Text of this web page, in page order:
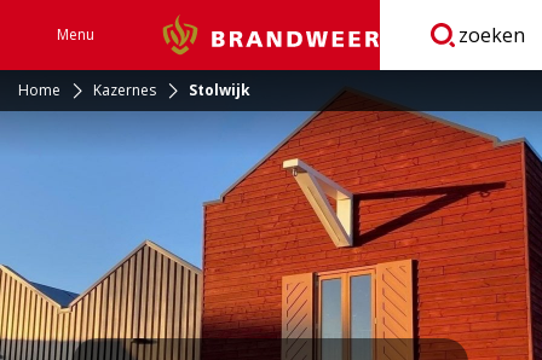
Menu Brandweer zoeken
Home Kazernes Stolwijk